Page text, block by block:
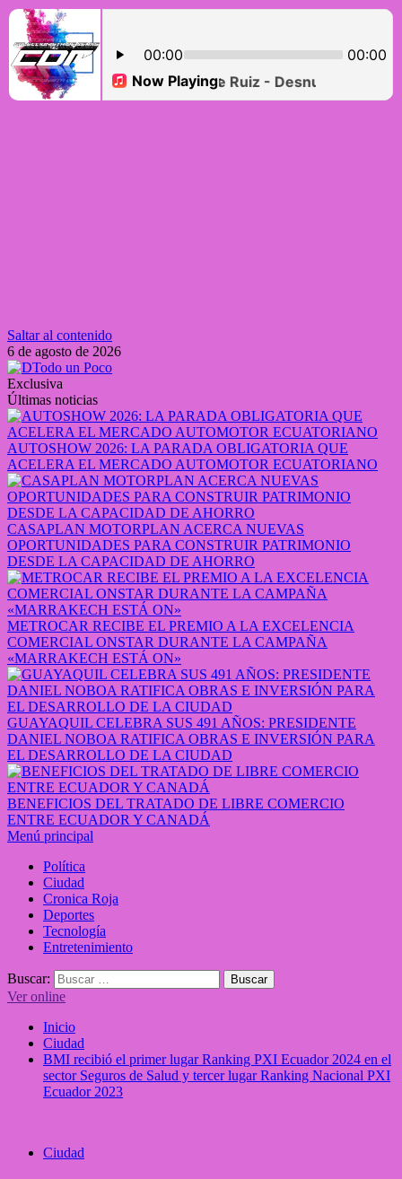
Saltar al contenido
6 de agosto de 2026
Exclusiva
Últimas noticias
AUTOSHOW 2026: LA PARADA OBLIGATORIA QUE
ACELERA EL MERCADO AUTOMOTOR ECUATORIANO
CASAPLAN MOTORPLAN ACERCA NUEVAS
OPORTUNIDADES PARA CONSTRUIR PATRIMONIO
DESDE LA CAPACIDAD DE AHORRO
METROCAR RECIBE EL PREMIO A LA EXCELENCIA
COMERCIAL ONSTAR DURANTE LA CAMPAÑA
«MARRAKECH ESTÁ ON»
GUAYAQUIL CELEBRA SUS 491 AÑOS: PRESIDENTE
DANIEL NOBOA RATIFICA OBRAS E INVERSIÓN PARA
EL DESARROLLO DE LA CIUDAD
BENEFICIOS DEL TRATADO DE LIBRE COMERCIO
ENTRE ECUADOR Y CANADÁ
Menú principal
Política
Ciudad
Cronica Roja
Deportes
Tecnología
Entretenimiento
Buscar:
Ver online
Inicio
Ciudad
BMI recibió el primer lugar Ranking PXI Ecuador 2024 en el
sector Seguros de Salud y tercer lugar Ranking Nacional PXI
Ecuador 2023
Ciudad